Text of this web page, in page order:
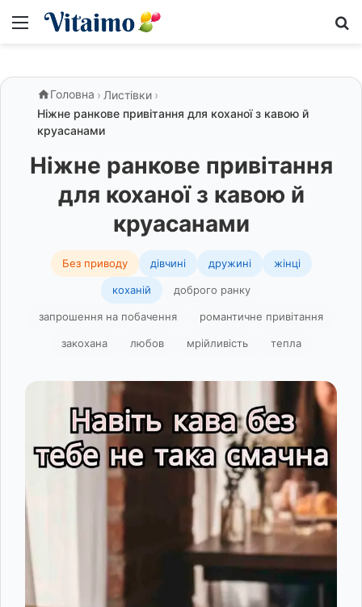
Меню
Головна › Листівки ›
Ніжне ранкове привітання для коханої з кавою й
круасанами
Ніжне ранкове привітання
для коханої з кавою й
круасанами
Без приводу дівчині дружині жінці
коханій доброго ранку
запрошення на побачення романтичне привітання
закохана любов мрійливість тепла